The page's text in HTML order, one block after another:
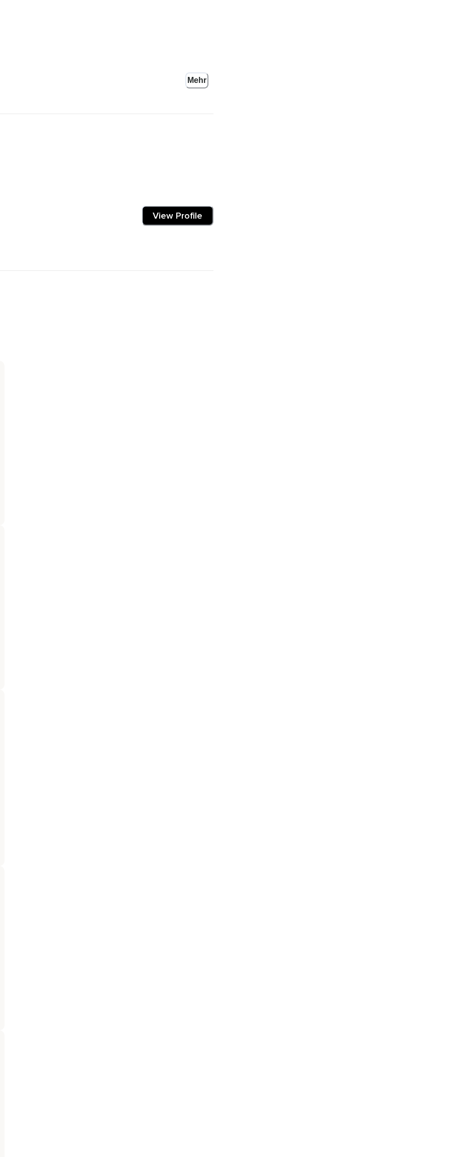
gewachsen oder als würde sich alles drehen in unserem Kopf
zu klopfen.
liebsten einfach nur verkriechen möchte,
Mehr
View Profile